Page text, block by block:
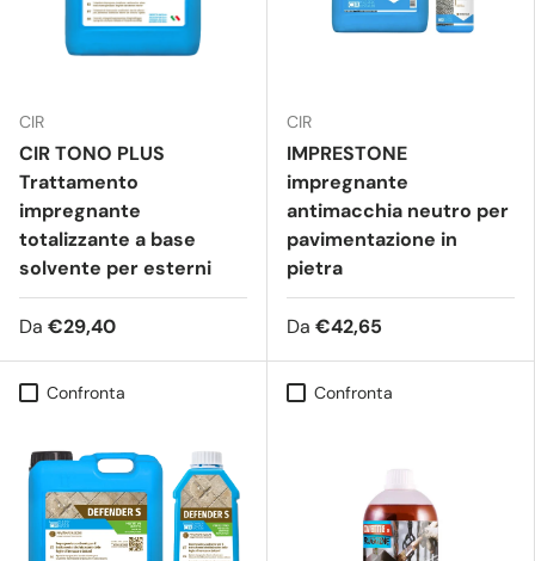
CIR
CIR TONO PLUS
Trattamento
impregnante
totalizzante a base
solvente per esterni
Da €29,40
CIR
IMPRESTONE
impregnante
antimacchia neutro per
pavimentazione in
pietra
Da €42,65
Confronta Confronta